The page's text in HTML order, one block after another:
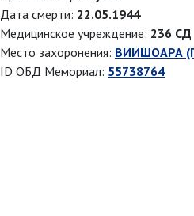
Дата смерти: 22.05.1944
Медицинское учреждение: 236 СД
Место захоронения: ВИИШОАРА
ID ОБД Мемориал: 55738764